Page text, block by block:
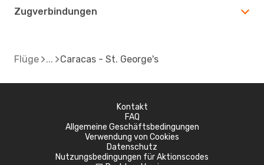
Zugverbindungen
Flüge Caracas - St. George's
Kontakt
FAQ
Allgemeine Geschäftsbedingungen
Verwendung von Cookies
Datenschutz
Nutzungsbedingungen für Aktionscodes